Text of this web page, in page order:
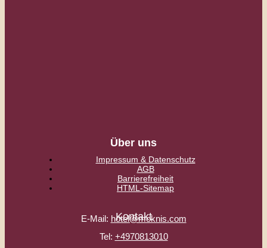
Über uns
Impressum & Datenschutz
AGB
Barrierefreiheit
HTML-Sitemap
Kontakt
E-Mail: hotel@moknis.com
Tel: +4970813010